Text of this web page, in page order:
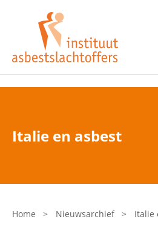
Heeft u Mesothelioom?
Heeft u Asbestose?
Bent u arts?
Asbest en Gezondheid
Laatste nieuws
Italie en asbest
Home > Nieuwsarchief > Italie